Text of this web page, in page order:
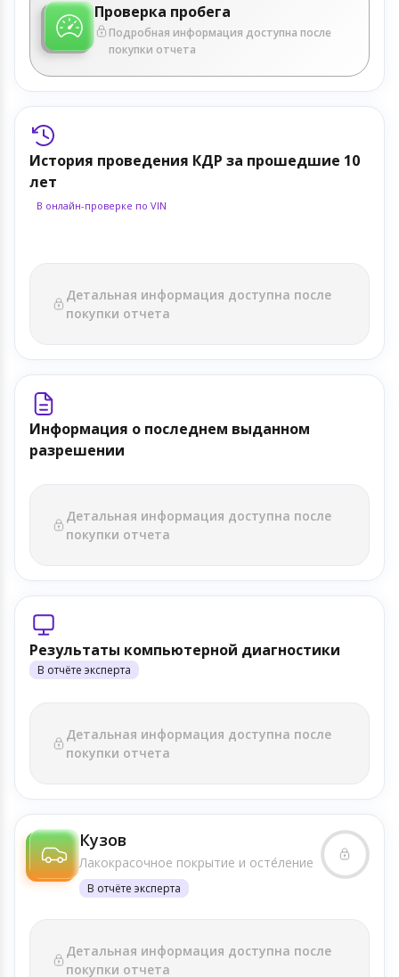
Проверка пробега
Подробная информация доступна после
покупки отчета
История проведения КДР за прошедшие 10
лет
В онлайн-проверке по VIN
Детальная информация доступна после
покупки отчета
Информация о последнем выданном
разрешении
Детальная информация доступна после
покупки отчета
Результаты компьютерной диагностики
В отчёте эксперта
Детальная информация доступна после
покупки отчета
Кузов
Лакокрасочное покрытие и осте́ление
В отчёте эксперта
Детальная информация доступна после
покупки отчета